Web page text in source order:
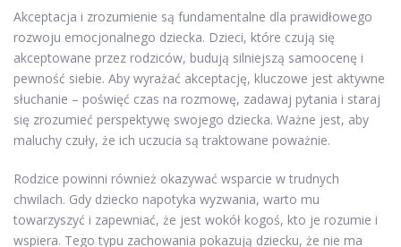
Akceptacja i zrozumienie są fundamentalne dla prawidłowego
rozwoju emocjonalnego dziecka. Dzieci, które czują się
akceptowane przez rodziców, budują silniejszą samoocenę i
pewność siebie. Aby wyrażać akceptację, kluczowe jest aktywne
słuchanie – poświęć czas na rozmowę, zadawaj pytania i staraj
się zrozumieć perspektywę swojego dziecka. Ważne jest, aby
maluchy czuły, że ich uczucia są traktowane poważnie.
Rodzice powinni również okazywać wsparcie w trudnych
chwilach. Gdy dziecko napotyka wyzwania, warto mu
towarzyszyć i zapewniać, że jest wokół kogoś, kto je rozumie i
wspiera. Tego typu zachowania pokazują dziecku, że nie ma